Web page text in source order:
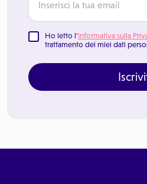
Ho letto l'Informativa sulla
trattamento dei miei dati